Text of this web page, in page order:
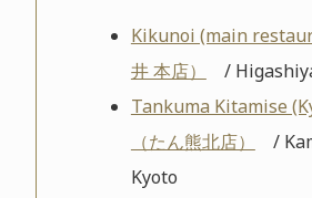
Kikunoi (main
井 本店）
/
Tankuma Kitamise
（たん熊北店）
/
Kyoto